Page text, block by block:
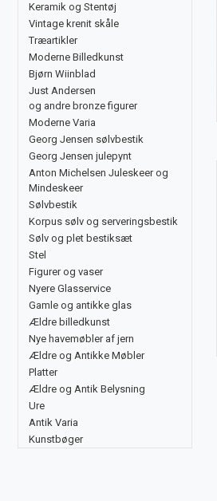
Keramik og Stentøj
Vintage krenit skåle
Træartikler
Moderne Billedkunst
Bjørn Wiinblad
Just Andersen
og andre bronze figurer
Moderne Varia
Georg Jensen sølvbestik
Georg Jensen julepynt
Anton Michelsen Juleskeer og
Mindeskeer
Sølvbestik
Korpus sølv og serveringsbestik
Sølv og plet bestiksæt
Stel
Figurer og vaser
Nyere Glasservice
Gamle og antikke glas
Ældre billedkunst
Nye havemøbler af jern
Ældre og Antikke Møbler
Platter
Ældre og Antik Belysning
Ure
Antik Varia
Kunstbøger